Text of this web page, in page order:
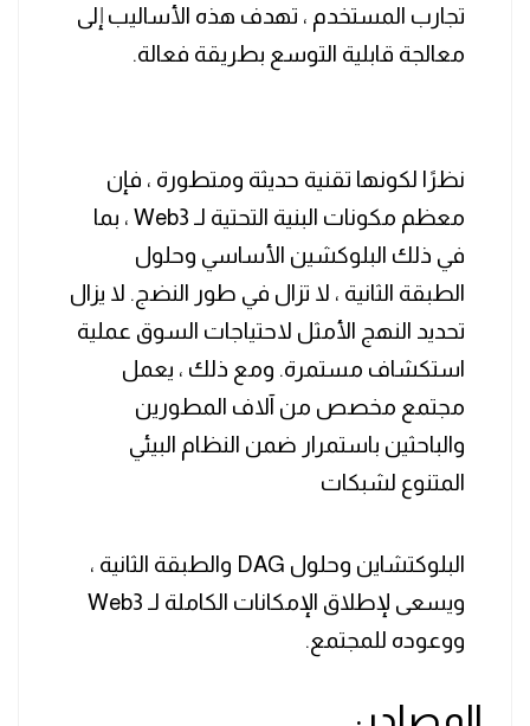
تجارب المستخدم ، تهدف هذه الأساليب إلى
معالجة قابلية التوسع بطريقة فعالة.
نظرًا لكونها تقنية حديثة ومتطورة ، فإن
معظم مكونات البنية التحتية لـ Web3 ، بما
في ذلك البلوكشين الأساسي وحلول
الطبقة الثانية ، لا تزال في طور النضج. لا يزال
تحديد النهج الأمثل لاحتياجات السوق عملية
استكشاف مستمرة. ومع ذلك ، يعمل
مجتمع مخصص من آلاف المطورين
والباحثين باستمرار ضمن النظام البيئي
المتنوع لشبكات
البلوكتشاين وحلول DAG والطبقة الثانية ،
ويسعى لإطلاق الإمكانات الكاملة لـ Web3
ووعوده للمجتمع.